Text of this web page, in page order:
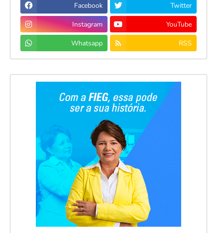
Facebook Twitter
Instagram YouTube
Whatsapp RSS